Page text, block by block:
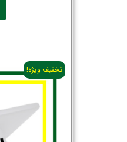
تخفیف ویژه!